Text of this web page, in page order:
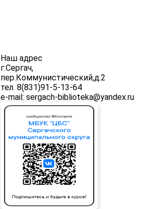
Наш адрес
г.Сергач,
пер.Коммунистический,д.2
тел. 8(831)91-5-13-64
e-mail: sergach-biblioteka@yandex.ru